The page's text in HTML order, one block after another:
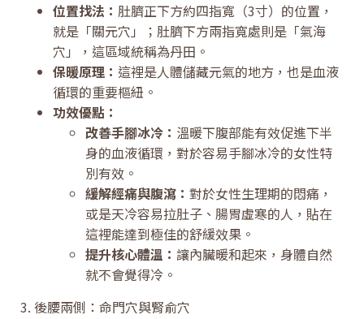
位置找法： 肚臍正下方約四指寬（3寸）的位置，
就是「關元穴」；肚臍下方兩指寬處則是「氣海
穴」，這區域統稱為丹田。
保暖原理： 這裡是人體儲藏元氣的地方，也是血液
循環的重要樞紐。
功效優點：
改善手腳冰冷： 溫暖下腹部能有效促進下半
身的血液循環，對於容易手腳冰冷的女性特
別有效。
緩解經痛與腹瀉： 對於女性生理期的悶痛，
或是天冷容易拉肚子、腸胃虛寒的人，貼在
這裡能達到極佳的舒緩效果。
提升核心體溫： 讓內臟暖和起來，身體自然
就不會覺得冷。
3. 後腰兩側：命門穴與腎俞穴